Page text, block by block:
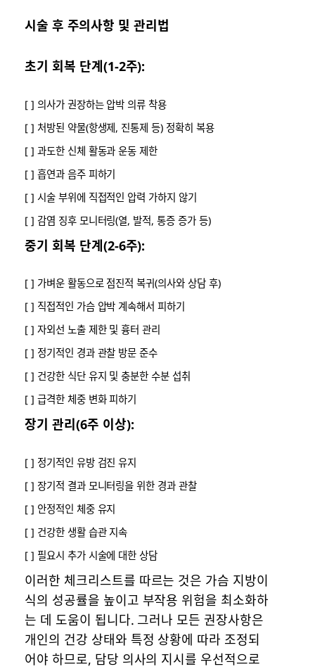
시술 후 주의사항 및 관리법
초기 회복 단계(1-2주):
[ ] 의사가 권장하는 압박 의류 착용
[ ] 처방된 약물(항생제, 진통제 등) 정확히 복용
[ ] 과도한 신체 활동과 운동 제한
[ ] 흡연과 음주 피하기
[ ] 시술 부위에 직접적인 압력 가하지 않기
[ ] 감염 징후 모니터링(열, 발적, 통증 증가 등)
중기 회복 단계(2-6주):
[ ] 가벼운 활동으로 점진적 복귀(의사와 상담 후)
[ ] 직접적인 가슴 압박 계속해서 피하기
[ ] 자외선 노출 제한 및 흉터 관리
[ ] 정기적인 경과 관찰 방문 준수
[ ] 건강한 식단 유지 및 충분한 수분 섭취
[ ] 급격한 체중 변화 피하기
장기 관리(6주 이상):
[ ] 정기적인 유방 검진 유지
[ ] 장기적 결과 모니터링을 위한 경과 관찰
[ ] 안정적인 체중 유지
[ ] 건강한 생활 습관 지속
[ ] 필요시 추가 시술에 대한 상담
이러한 체크리스트를 따르는 것은 가슴 지방이
식의 성공률을 높이고 부작용 위험을 최소화하
는 데 도움이 됩니다. 그러나 모든 권장사항은
개인의 건강 상태와 특정 상황에 따라 조정되
어야 하므로, 담당 의사의 지시를 우선적으로